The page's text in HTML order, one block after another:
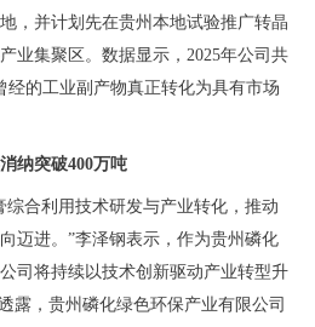
，并计划先在贵州本地试验推广转晶
业集聚区。数据显示， 2025年公司共
经的工业副产物真正转化为具有市场
纳突破400万吨
综合利用技术研发与产业转化，推动
迈进。”李泽钢表示，作为贵州磷化
司将持续以技术创新驱动产业转型升
露，贵州磷化绿色环保产业有限公司